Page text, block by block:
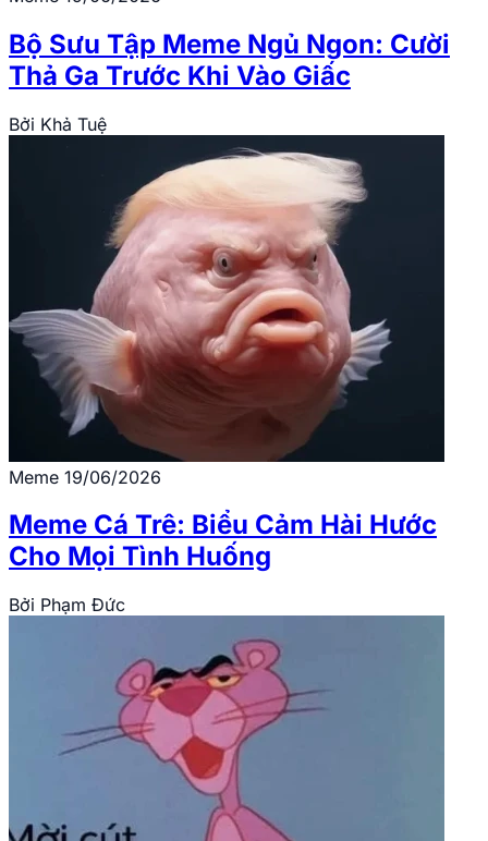
Bộ Sưu Tập Meme Ngủ Ngon: Cười
Thả Ga Trước Khi Vào Giấc
Bởi Khả Tuệ
Meme 19/06/2026
Meme Cá Trê: Biểu Cảm Hài Hước
Cho Mọi Tình Huống
Bởi Phạm Đức